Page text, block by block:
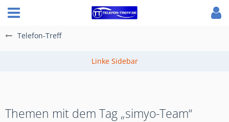
Telefon-Treff
Themen mit dem Tag „simyo-Team“